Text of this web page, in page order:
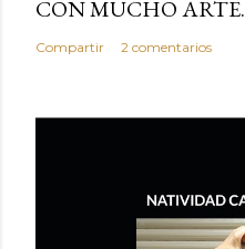
CON MUCHO ARTE.
Compartir 2 comentarios